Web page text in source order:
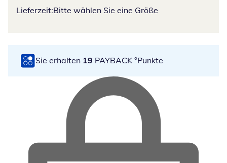
Lieferzeit:Bitte wählen Sie eine Größe
Sie erhalten 19 PAYBACK °Punkte